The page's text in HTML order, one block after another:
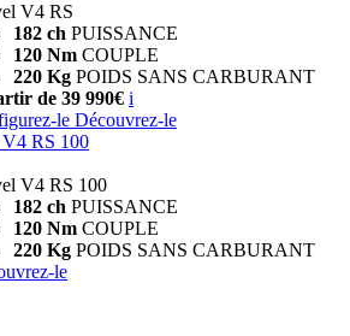
V4 RS
182 ch PUISSANCE
120 Nm COUPLE
220 Kg POIDS SANS CARBURANT
de 39 990€ i
le Découvrez-le
V4 RS 100
V4 RS 100
182 ch PUISSANCE
120 Nm COUPLE
220 Kg POIDS SANS CARBURANT
le